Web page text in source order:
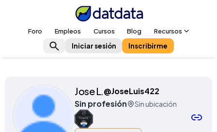
Foro Empleos Cursos Blog Recursos
Iniciar sesión Inscribirme
Jose L.@JoseLuis422
Sin profesión
Sin ubicación